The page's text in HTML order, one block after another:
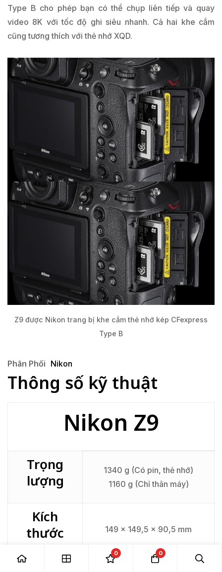
Type B cho phép bạn có thể chụp liên tiếp và quay
video 8K với tốc độ ghi siêu nhanh. Cả hai khe cắm
cũng tương thích với thẻ nhớ XQD.
Z9 được Nikon trang bị khe cắm thẻ nhớ kép CFexpress
Type B
Phân Phối Nikon
Thông số kỹ thuật
Nikon Z9
Trọng
lượng
1340 g (Có pin, thẻ nhớ)
1160 g (Chỉ thân máy)
Kích
thước
149 x 149,5 x 90,5 mm
0 0